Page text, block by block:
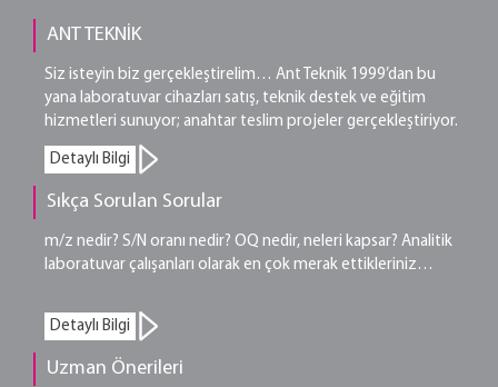
ANT TEKNİK
Siz isteyin biz gerçekleştirelim… Ant Teknik 1999’dan bu
yana laboratuvar cihazları satış, teknik destek ve eğitim
hizmetleri sunuyor; anahtar teslim projeler gerçekleştiriyor.
Detaylı Bilgi
Sıkça Sorulan Sorular
m/z nedir? S/N oranı nedir? OQ nedir, neleri kapsar? Analitik
laboratuvar çalışanları olarak en çok merak ettikleriniz…
Detaylı Bilgi
Uzman Önerileri